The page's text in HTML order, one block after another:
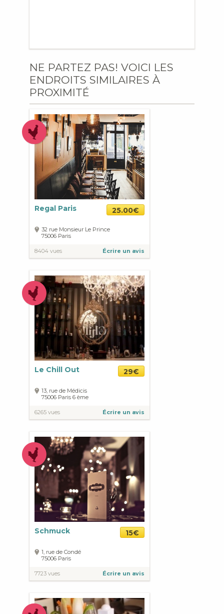
NE PARTEZ PAS! VOICI LES
ENDROITS SIMILAIRES À
PROXIMITÉ
Regal Paris 25.00€
32 rue Monsieur Le Prince
75006 Paris
8404 vues Écrire un avis
Le Chill Out 29€
13, rue de Médicis
75006 Paris 6 ème
6265 vues Écrire un avis
Schmuck 15€
1, rue de Condé
75006 Paris
7723 vues Écrire un avis